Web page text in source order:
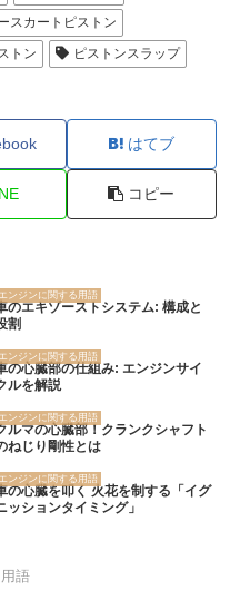
スカートピストン
トン
ピストンスラップ
はてブ
コピー
エンジンに関する用語
のエキゾーストシステム: 構成と
割
エンジンに関する用語
の心臓部の仕組み: エンジンサイ
ルを解説
エンジンに関する用語
ルマの心臓部！クランクシャフト
ねじり剛性とは
エンジンに関する用語
の心臓を叩く 火花を制する「イグ
ッションタイミング」
語